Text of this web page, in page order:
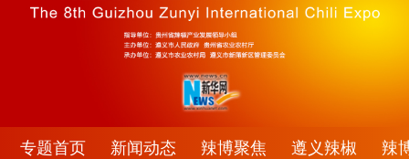
专题首页 新闻动态 辣博聚焦 遵义辣椒 辣